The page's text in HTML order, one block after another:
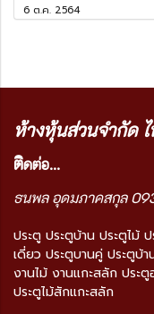
6 ต.ค. 2564
ห้างหุ้นส่วนจำกัด
ติดต่อ...
ธนพล อุดมภาคสกุล
ประตู ประตูบ้าน ประตูไม้
เดี่ยว ประตูบานคู่ ประตูบ้
งานไม้ งานแกะสลัก ประ
ประตูไม้สักแกะสลัก